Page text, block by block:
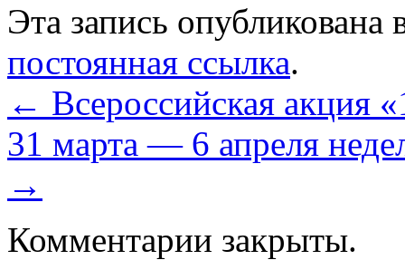
Эта запись опубликована
постоянная ссылка.
← Всероссийская
31 марта — 6 апреля
→
Комментарии закрыты.